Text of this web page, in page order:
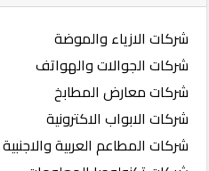
شركات الازياء والموضة
شركات الجوالات والهواتف
شركات معارض المطابخ
شركات الابواب الاكترونية
شركات المطاعم العربية والاجنبية